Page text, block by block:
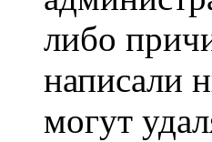
либо
написали
могут